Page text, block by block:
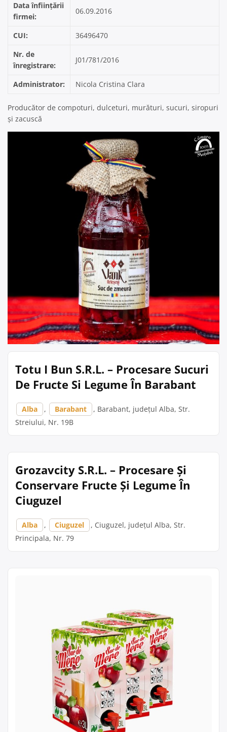
Data înființării
firmei:
06.09.2016
CUI:
36496470
Nr. de
înregistrare:
J01/781/2016
Administrator: Nicola Cristina Clara
Producător de compoturi, dulceturi, murături, sucuri, siropuri
și zacuscă
Totu I Bun S.R.L. – Procesare Sucuri
De Fructe Si Legume În Barabant
Alba , Barabant
, Barabant, județul Alba, Str.
Streiului, Nr. 19B
Grozavcity S.R.L. – Procesare Și
Conservare Fructe Și Legume În
Ciuguzel
Alba , Ciuguzel
, Ciuguzel, județul Alba, Str.
Principala, Nr. 79